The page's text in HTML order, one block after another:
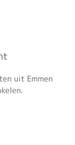
uit Emmen